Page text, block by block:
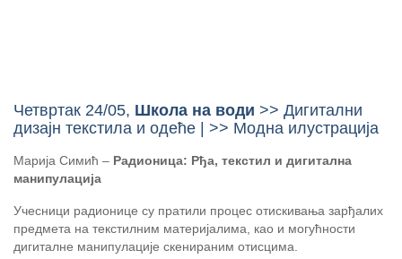
Четвртак 24/05, Школа на води >> Дигитални
дизајн текстила и одеће | >> Модна илустрација
Марија Симић – Радионица: Рђа, текстил и дигитална
манипулација
Учесници радионице су пратили процес отискивања зарђалих
предмета на текстилним материјалима, као и могућности
дигиталне манипулације скенираним отисцима.